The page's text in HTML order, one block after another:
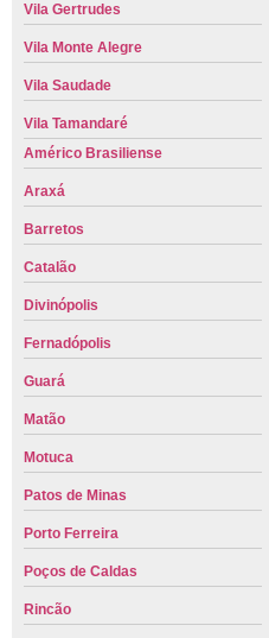
Vila Gertrudes
Vila Monte Alegre
Vila Saudade
Vila Tamandaré
Américo Brasiliense
Araxá
Barretos
Catalão
Divinópolis
Fernadópolis
Guará
Matão
Motuca
Patos de Minas
Porto Ferreira
Poços de Caldas
Rincão